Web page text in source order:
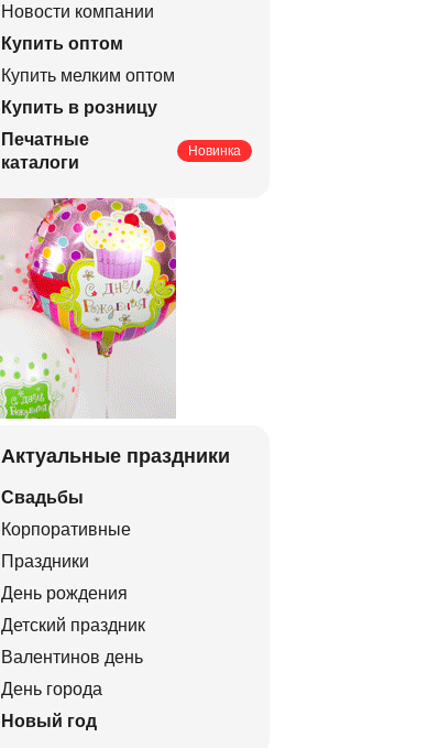
Новости компании
Купить оптом
Купить мелким оптом
Купить в розницу
Печатные
каталоги
Новинка
Актуальные праздники
Свадьбы
Корпоративные
Праздники
День рождения
Детский праздник
Валентинов день
День города
Новый год